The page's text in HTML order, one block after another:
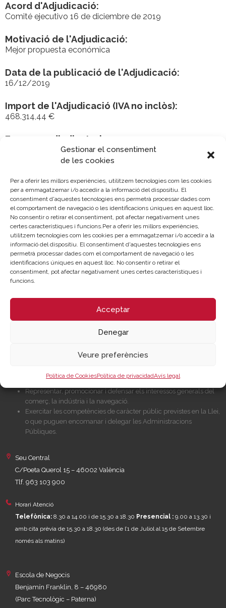
Gestionar el consentiment
de les cookies
Per a oferir les millors experiències, utilitzem tecnologies com les cookies
per a emmagatzemar i/o accedir a la informació del dispositiu. El
consentiment d'aquestes tecnologies ens permetrà processar dades com
el comportament de navegació o les identificacions úniques en aquest lloc.
No consentir o retirar el consentiment, pot afectar negativament unes
certes característiques i funcions.Per a oferir les millors experiències,
utilitzem tecnologies com les cookies per a emmagatzemar i/o accedir a la
informació del dispositiu. El consentiment d'aquestes tecnologies ens
permetrà processar dades com el comportament de navegació o les
identificacions úniques en aquest lloc. No consentir o retirar el
consentiment, pot afectar negativament unes certes característiques i
funcions.
Acceptar
Denegar
Veure preferències
Política de CookiesPolítica de privacidadAvís legal
Acord d'Adjudicació:
Comité ejecutivo 16 de diciembre de 2019
Motivació de l'Adjudicació:
Mejor propuesta económica
Data de la publicació de l'Adjudicació:
16/12/2019
Import de l'Adjudicació (IVA no inclòs):
468.314,44 €
Empresa adjudicatoria:
IBERDROLA CLIENTES SAU
formalització del contracte:
15 días desde la adjudicación
Sobre la Cambra
Perfil del contractant
Transparència
Preu taula cítrics
Cambra València és una corporació de dret públic, col·laboradora de les
Prestar serveis a les empreses.
Representar, promocionar i defensar els interessos generals del
comerç, la indústria i la navegació.
Exercitar les competències de caràcter públic previstes en la Llei,
o que puguen encomanar i delegar les Administracions
Públiques.
Seu Central
C/Poeta Querol 15 – 46002 València
Tlf. 963 103 900
Horari Atenció
Telefònica: 8.30 a 14.00 i de 15.30 a 18.30 Presencial : 9.00 a 13.30 i
amb cita prèvia de 15.30 a 18.30 (des de l’1 de Juliol al 15 de Setembre
només als matins)
Escola de Negocis
Benjamín Franklin, 8 – 46980
(Parc Tecnològic – Paterna)